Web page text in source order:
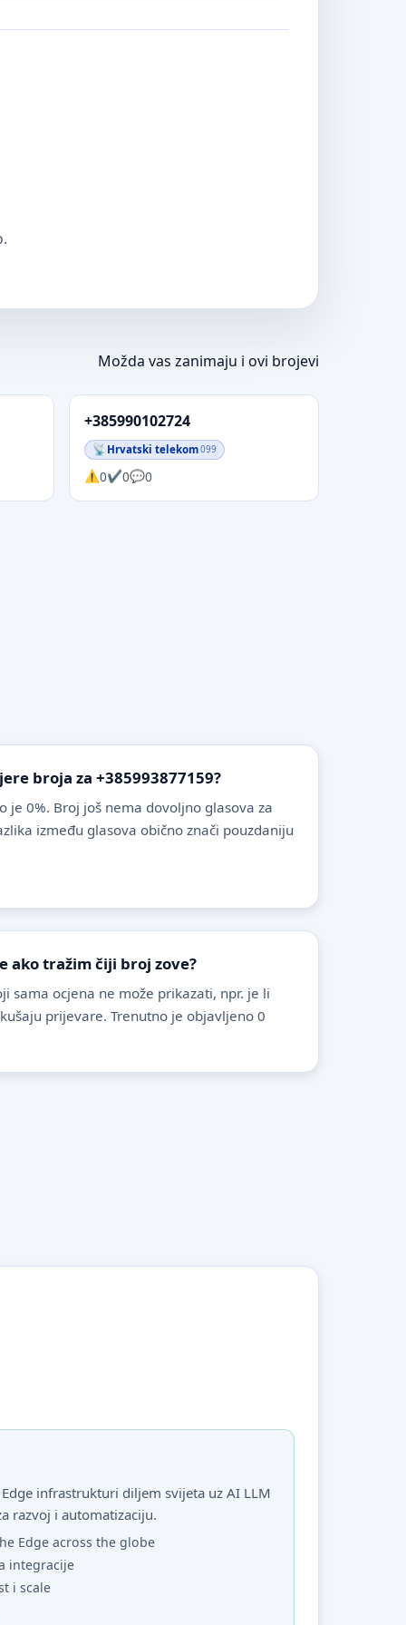
Možda vas zanimaju i ovi brojevi
+385990102724
Hrvatski telekom099
0 0 0
broja za +385993877159?
je 0%. Broj još nema dovoljno glasova za
između glasova obično znači pouzdaniju
ako tražim čiji broj zove?
sama ocjena ne može prikazati, npr. je li
prijevare. Trenutno je objavljeno 0
infrastrukturi diljem svijeta uz AI LLM
razvoj i automatizaciju.
Edge across the globe
integracije
i scale